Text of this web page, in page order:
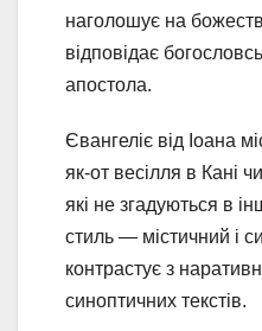
наголошує на
відповідає
апостола.
Євангеліє від Іоана
як-от весілля в Кані
які не згадуються в
стиль — містичний і
контрастує з
синоптичних текстів.